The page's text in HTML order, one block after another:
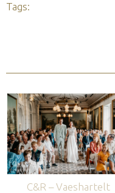
Tags:
C&R – Vaeshartelt